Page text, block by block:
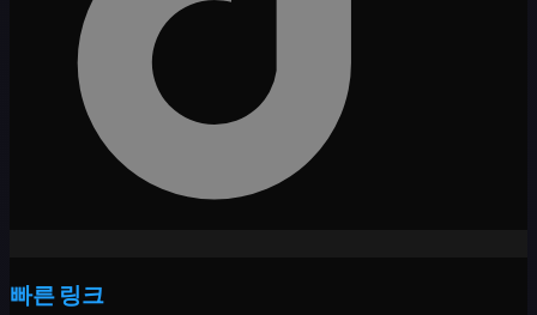
빠른 링크